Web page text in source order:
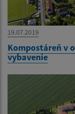
19.07.2019
Kompostáreň v
vybavenie